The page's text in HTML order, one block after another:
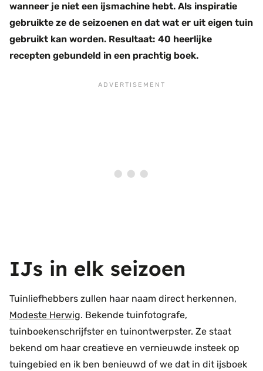
wanneer je niet een ijsmachine hebt. Als inspiratie
gebruikte ze de seizoenen en dat wat er uit eigen tuin
gebruikt kan worden. Resultaat: 40 heerlijke
recepten gebundeld in een prachtig boek.
IJs in elk seizoen
Tuinliefhebbers zullen haar naam direct herkennen,
Modeste Herwig. Bekende tuinfotografe,
tuinboekenschrijfster en tuinontwerpster. Ze staat
bekend om haar creatieve en vernieuwde insteek op
tuingebied en ik ben benieuwd of we dat in dit ijsboek